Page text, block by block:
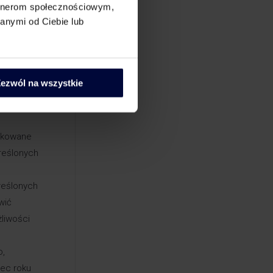
społecznościowym,
od Ciebie lub
na wszystkie
KIS
cen
roku